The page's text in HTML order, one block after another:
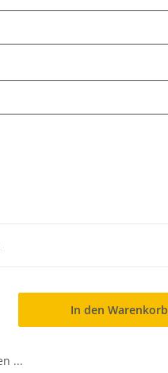
In den Warenkorb
...